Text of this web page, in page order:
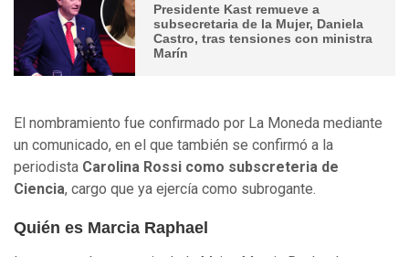
Presidente Kast remueve a
subsecretaria de la Mujer, Daniela
Castro, tras tensiones con ministra
Marín
El nombramiento fue confirmado por La Moneda mediante
un comunicado, en el que también se confirmó a la
periodista Carolina Rossi como subscreteria de
Ciencia, cargo que ya ejercía como subrogante.
Quién es Marcia Raphael